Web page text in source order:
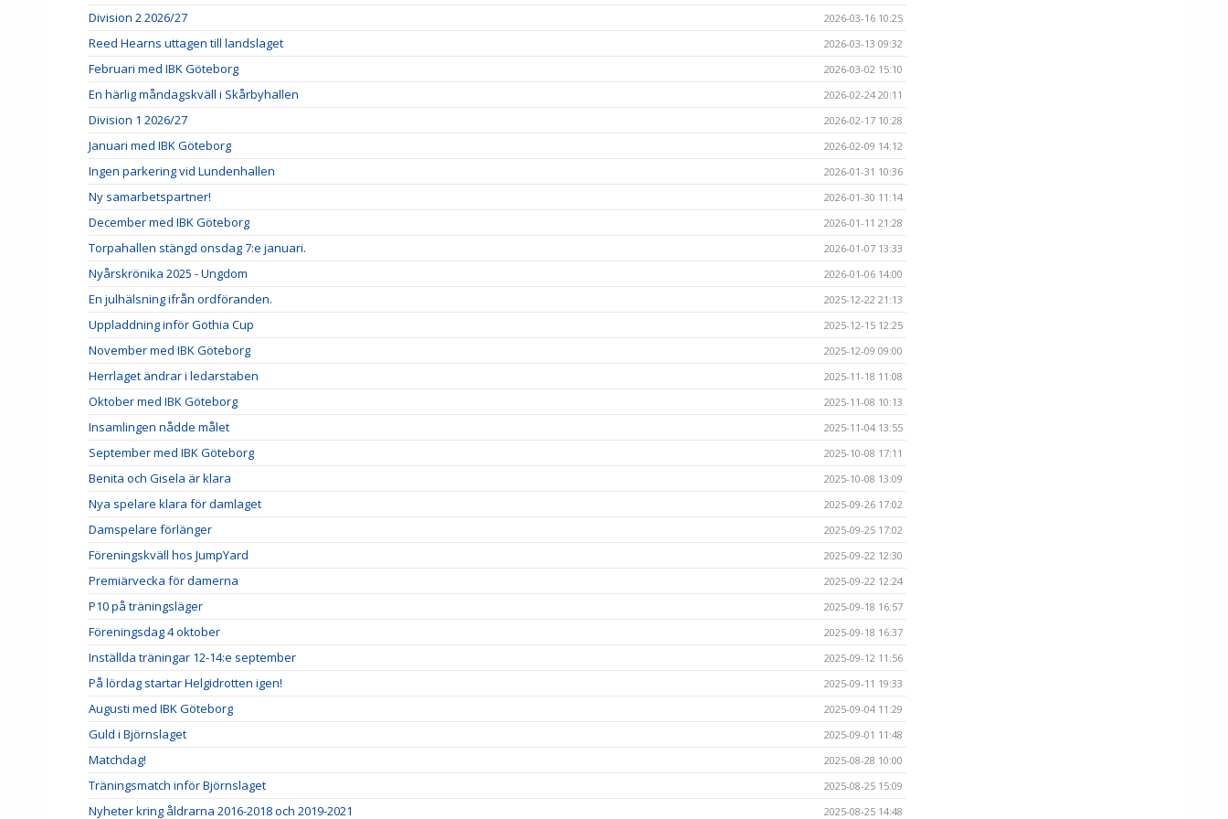
Division 2 2026/27 2026-03-16 10:25
Reed Hearns uttagen till landslaget 2026-03-13 09:32
Februari med IBK Göteborg 2026-03-02 15:10
En härlig måndagskväll i Skårbyhallen 2026-02-24 20:11
Division 1 2026/27 2026-02-17 10:28
Januari med IBK Göteborg 2026-02-09 14:12
Ingen parkering vid Lundenhallen 2026-01-31 10:36
Ny samarbetspartner! 2026-01-30 11:14
December med IBK Göteborg 2026-01-11 21:28
Torpahallen stängd onsdag 7:e januari. 2026-01-07 13:33
Nyårskrönika 2025 - Ungdom 2026-01-06 14:00
En julhälsning ifrån ordföranden. 2025-12-22 21:13
Uppladdning inför Gothia Cup 2025-12-15 12:25
November med IBK Göteborg 2025-12-09 09:00
Herrlaget ändrar i ledarstaben 2025-11-18 11:08
Oktober med IBK Göteborg 2025-11-08 10:13
Insamlingen nådde målet 2025-11-04 13:55
September med IBK Göteborg 2025-10-08 17:11
Benita och Gisela är klara 2025-10-08 13:09
Nya spelare klara för damlaget 2025-09-26 17:02
Damspelare förlänger 2025-09-25 17:02
Föreningskväll hos JumpYard 2025-09-22 12:30
Premiärvecka för damerna 2025-09-22 12:24
P10 på träningsläger 2025-09-18 16:57
Föreningsdag 4 oktober 2025-09-18 16:37
Inställda träningar 12-14:e september 2025-09-12 11:56
På lördag startar Helgidrotten igen! 2025-09-11 19:33
Augusti med IBK Göteborg 2025-09-04 11:29
Guld i Björnslaget 2025-09-01 11:48
Matchdag! 2025-08-28 10:00
Träningsmatch inför Björnslaget 2025-08-25 15:09
Nyheter kring åldrarna 2016-2018 och 2019-2021 2025-08-25 14:48